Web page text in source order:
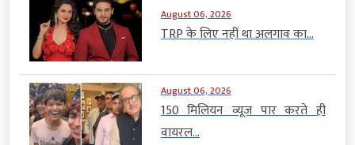
August 06, 2026
TRP के लिए नहीं था अलगाव का...
August 06, 2026
150 मिलियन व्यूज पार करते ही
वायरल...